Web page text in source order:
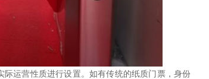
运营性质进行设置。如有传统的纸质门票，身份